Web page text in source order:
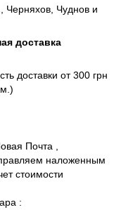
Черняхов, Чуднов и
доставка
доставки от 300 грн
Почта ,
наложенным
стоимости
: